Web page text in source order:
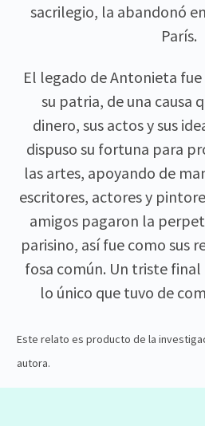
sacrilegio, la abandonó
París.
El legado de Antonieta
su patria, de una causa
dinero, sus actos y sus
dispuso su fortuna para
las artes, apoyando de
escritores, actores y
amigos pagaron la
parisino, así fue como sus
fosa común. Un triste
lo único que tuvo de
Este relato es producto de la
autora.